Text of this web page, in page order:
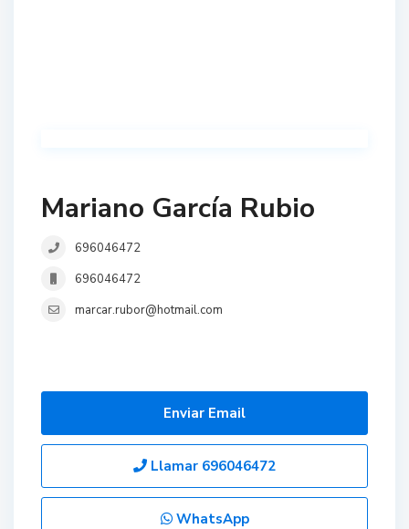
Mariano García Rubio
696046472
696046472
marcar.rubor@hotmail.com
Enviar Email
Llamar 696046472
WhatsApp